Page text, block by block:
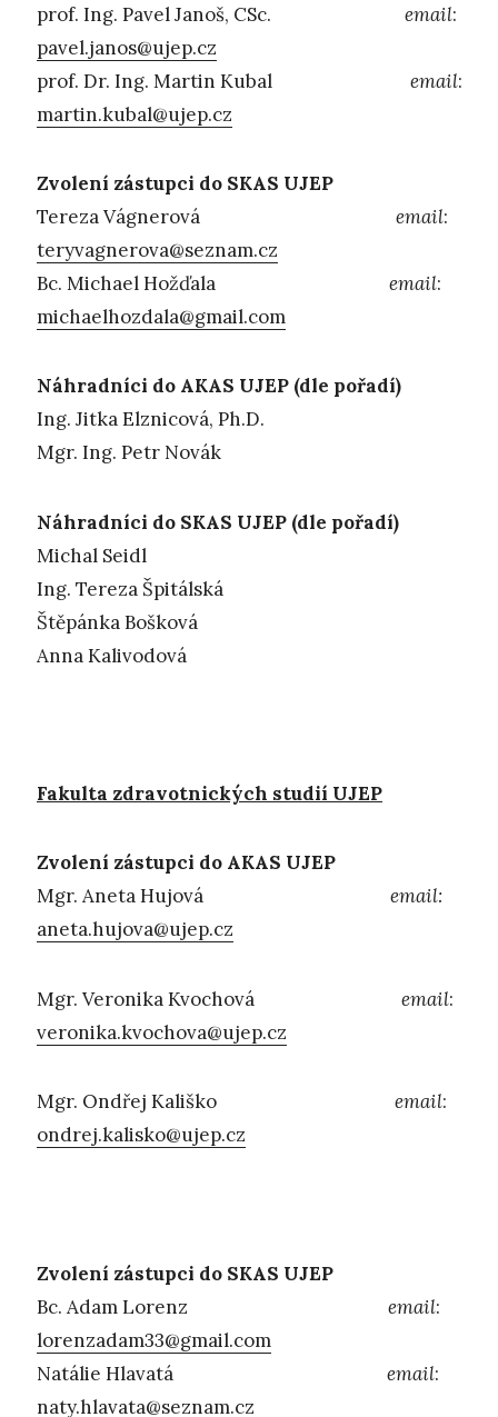
prof. Ing. Pavel Janoš, CSc. email:
pavel.janos@ujep.cz
prof. Dr. Ing. Martin Kubal email:
martin.kubal@ujep.cz
Zvolení zástupci do SKAS UJEP
Tereza Vágnerová email:
teryvagnerova@seznam.cz
Bc. Michael Hožďala email:
michaelhozdala@gmail.com
Náhradníci do AKAS UJEP (dle pořadí)
Ing. Jitka Elznicová, Ph.D.
Mgr. Ing. Petr Novák
Náhradníci do SKAS UJEP (dle pořadí)
Michal Seidl
Ing. Tereza Špitálská
Štěpánka Bošková
Anna Kalivodová
Fakulta zdravotnických studií UJEP
Zvolení zástupci do AKAS UJEP
Mgr. Aneta Hujová email:
aneta.hujova@ujep.cz
Mgr. Veronika Kvochová email:
veronika.kvochova@ujep.cz
Mgr. Ondřej Kališko email:
ondrej.kalisko@ujep.cz
Zvolení zástupci do SKAS UJEP
Bc. Adam Lorenz email:
lorenzadam33@gmail.com
Natálie Hlavatá email:
naty.hlavata@seznam.cz